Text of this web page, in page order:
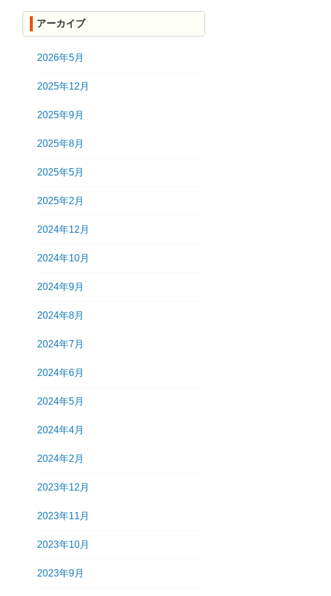
アーカイブ
2026年5月
2025年12月
2025年9月
2025年8月
2025年5月
2025年2月
2024年12月
2024年10月
2024年9月
2024年8月
2024年7月
2024年6月
2024年5月
2024年4月
2024年2月
2023年12月
2023年11月
2023年10月
2023年9月